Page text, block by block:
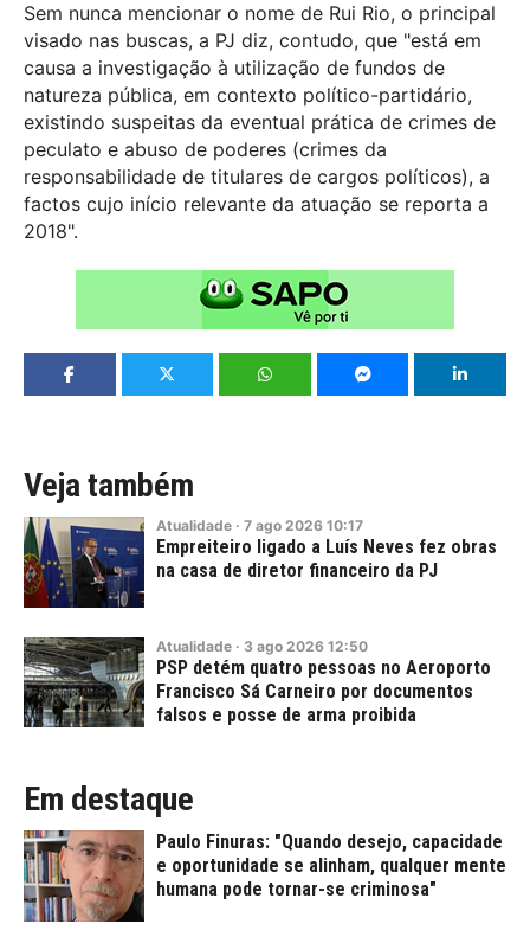
Sem nunca mencionar o nome de Rui Rio, o principal
visado nas buscas, a PJ diz, contudo, que "está em
causa a investigação à utilização de fundos de
natureza pública, em contexto político-partidário,
existindo suspeitas da eventual prática de crimes de
peculato e abuso de poderes (crimes da
responsabilidade de titulares de cargos políticos), a
factos cujo início relevante da atuação se reporta a
2018".
Veja também
Atualidade · 7 ago 2026 10:17
Empreiteiro ligado a Luís Neves fez obras
na casa de diretor financeiro da PJ
Atualidade · 3 ago 2026 12:50
PSP detém quatro pessoas no Aeroporto
Francisco Sá Carneiro por documentos
falsos e posse de arma proibida
Em destaque
Paulo Finuras: "Quando desejo, capacidade
e oportunidade se alinham, qualquer mente
humana pode tornar-se criminosa"